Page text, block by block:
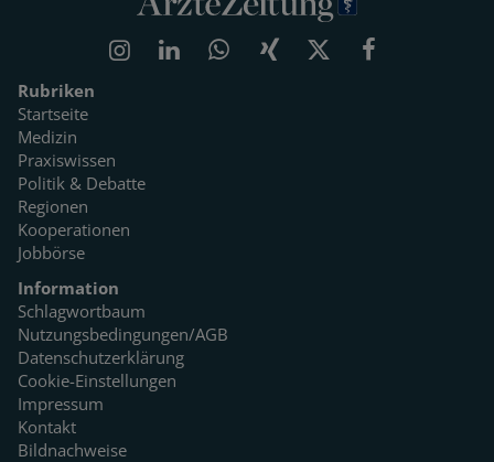
Rubriken
Startseite
Medizin
Praxiswissen
Politik & Debatte
Regionen
Kooperationen
Jobbörse
Information
Schlagwortbaum
Nutzungsbedingungen/AGB
Datenschutzerklärung
Cookie-Einstellungen
Impressum
Kontakt
Bildnachweise